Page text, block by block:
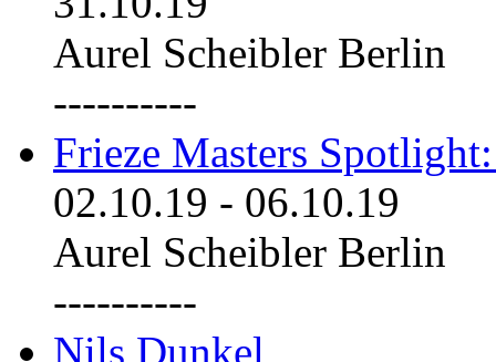
Aurel Scheibler Berlin
----------
Frieze Masters
02.10.19 - 06.10.19
Aurel Scheibler Berlin
----------
Nils Dunkel